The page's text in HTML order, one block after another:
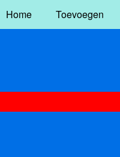
Home Toevoegen